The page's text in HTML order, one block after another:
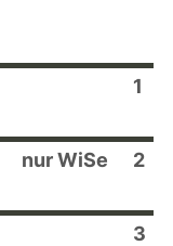
1
nur WiSe 2
3